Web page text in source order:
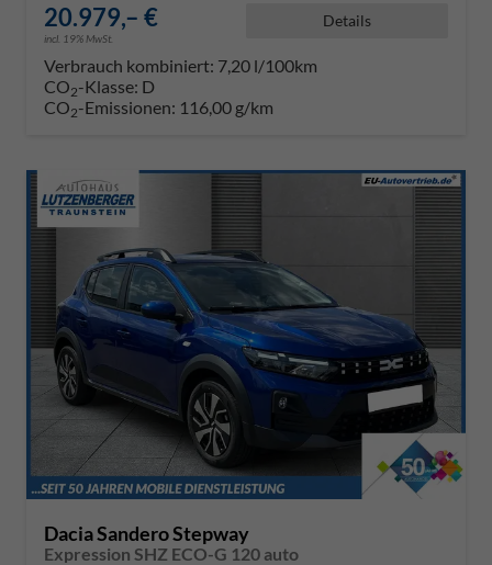
20.979,– €
incl. 19% MwSt.
Details
Verbrauch kombiniert: 7,20 l/100km
CO2-Klasse: D
CO2-Emissionen: 116,00 g/km
Dacia Sandero Stepway
Expression SHZ ECO-G 120 auto